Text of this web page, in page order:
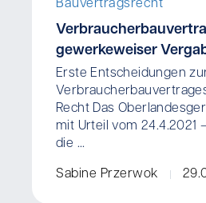
Bauvertragsrecht
gewerkeweiser
Erste Entscheidungen
Recht Das
mit Urteil vom 24.4.2021
die ...
Sabine Przerwok